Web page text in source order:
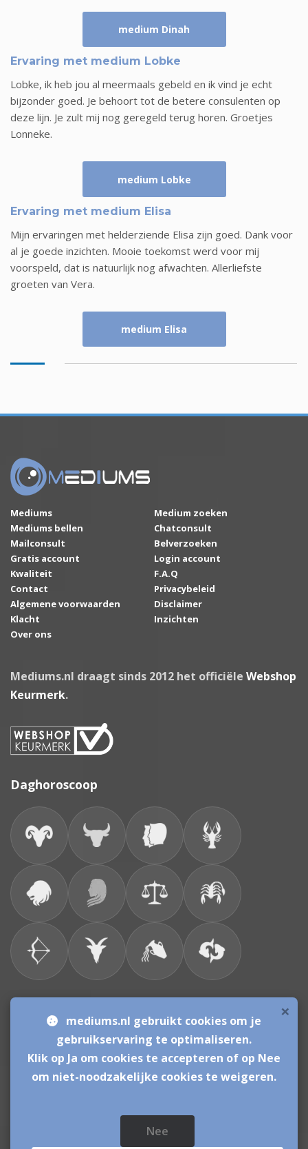
medium Dinah
Ervaring met medium Lobke
Lobke, ik heb jou al meermaals gebeld en ik vind je echt
bijzonder goed. Je behoort tot de betere consulenten op
deze lijn. Je zult mij nog geregeld terug horen. Groetjes
Lonneke.
medium Lobke
Ervaring met medium Elisa
Mijn ervaringen met helderziende Elisa zijn goed. Dank voor
al je goede inzichten. Mooie toekomst werd voor mij
voorspeld, dat is natuurlijk nog afwachten. Allerliefste
groeten van Vera.
medium Elisa
Mediums
Medium zoeken
Mediums bellen
Chatconsult
Mailconsult
Belverzoeken
Gratis account
Login account
Kwaliteit
F.A.Q
Contact
Privacybeleid
Algemene voorwaarden
Disclaimer
Klacht
Inzichten
Over ons
Mediums.nl draagt sinds 2012 het officiële Webshop
Keurmerk.
Daghoroscoop
Consulenten
Vacatures Mediums
Werken als Medium
© sinds 2006 - 2026
×
mediums.nl gebruikt cookies om je
gebruikservaring te optimaliseren.
Klik op Ja om cookies te accepteren of op Nee
om niet-noodzakelijke cookies te weigeren.
Nee